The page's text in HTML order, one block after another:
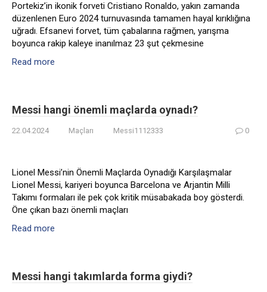
Portekiz’in ikonik forveti Cristiano Ronaldo, yakın zamanda
düzenlenen Euro 2024 turnuvasında tamamen hayal kırıklığına
uğradı. Efsanevi forvet, tüm çabalarına rağmen, yarışma
boyunca rakip kaleye inanılmaz 23 şut çekmesine
Read more
Messi hangi önemli maçlarda oynadı?
22.04.2024 Maçları Messi1112333 0
Lionel Messi’nin Önemli Maçlarda Oynadığı Karşılaşmalar
Lionel Messi, kariyeri boyunca Barcelona ve Arjantin Milli
Takımı formaları ile pek çok kritik müsabakada boy gösterdi.
Öne çıkan bazı önemli maçları
Read more
Messi hangi takımlarda forma giydi?